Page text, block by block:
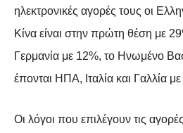
ηλεκτρονικές αγορές τους οι
Κίνα είναι στην πρώτη θέση με
Γερμανία με 12%, το Ηνωμένο
έπονται ΗΠΑ, Ιταλία και Γαλλία με
Οι λόγοι που επιλέγουν τις